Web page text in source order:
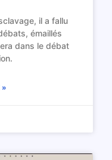
il a fallu
émaillés
dans le débat
»